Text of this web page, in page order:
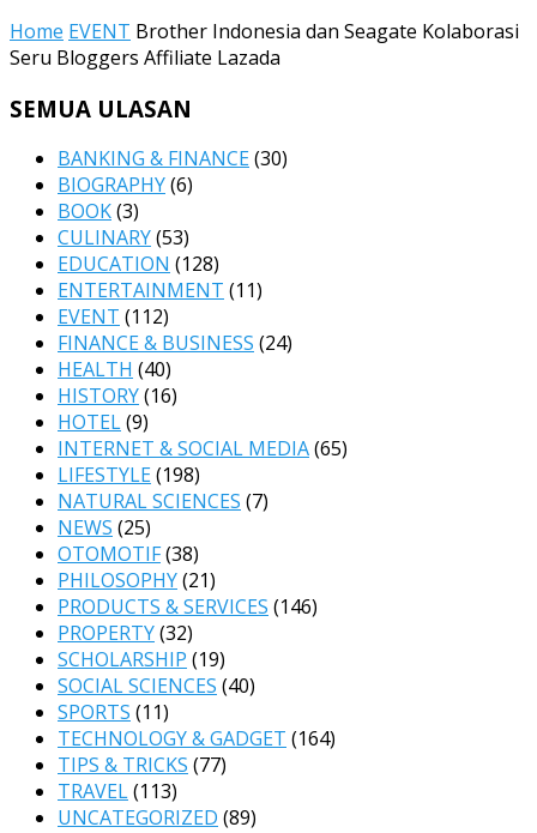
Home EVENT Brother Indonesia dan Seagate Kolaborasi
Seru Bloggers Affiliate Lazada
SEMUA ULASAN
BANKING & FINANCE(30)
BIOGRAPHY(6)
BOOK(3)
CULINARY(53)
EDUCATION (128)
ENTERTAINMENT (11)
EVENT (112)
FINANCE & BUSINESS (24)
HEALTH (40)
HISTORY(16)
HOTEL(9)
INTERNET & SOCIAL MEDIA(65)
LIFESTYLE(198)
NATURAL SCIENCES (7)
NEWS (25)
OTOMOTIF(38)
PHILOSOPHY(21)
PRODUCTS & SERVICES (146)
PROPERTY(32)
SCHOLARSHIP (19)
SOCIAL SCIENCES (40)
SPORTS (11)
TECHNOLOGY & GADGET (164)
TIPS & TRICKS (77)
TRAVEL(113)
UNCATEGORIZED (89)